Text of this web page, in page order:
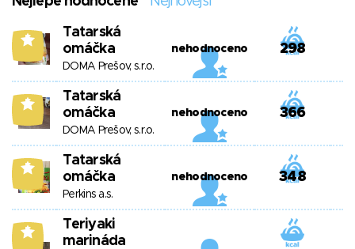
5
Tatarská
omáčka
DOMA Prešov, s.r.o.
nehodnoceno 298
5
Tatarská
omáčka
DOMA Prešov, s.r.o.
nehodnoceno 366
5
Tatarská
omáčka
Perkins a.s.
nehodnoceno 348
5
Teriyaki
marináda